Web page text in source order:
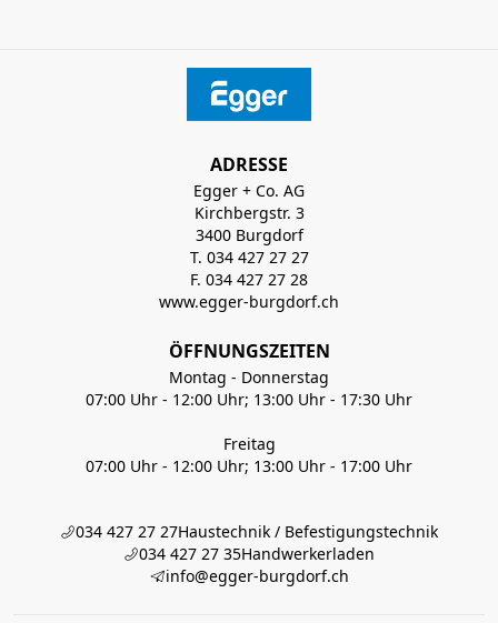
ADRESSE
Egger + Co. AG
Kirchbergstr. 3
3400 Burgdorf
T. 034 427 27 27
F. 034 427 27 28
www.egger-burgdorf.ch
ÖFFNUNGSZEITEN
Montag - Donnerstag
07:00 Uhr - 12:00 Uhr; 13:00 Uhr - 17:30 Uhr
Freitag
07:00 Uhr - 12:00 Uhr; 13:00 Uhr - 17:00 Uhr
034 427 27 27Haustechnik / Befestigungstechnik
034 427 27 35Handwerkerladen
info@egger-burgdorf.ch